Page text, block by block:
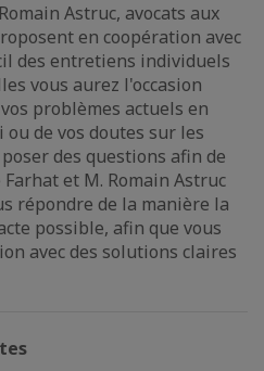
Astruc, avocats aux
en coopération avec
des entretiens individuels
vous aurez l'occasion
problèmes actuels en
de vos doutes sur les
des questions afin de
et M. Romain Astruc
répondre de la manière la
possible, afin que vous
avec des solutions claires